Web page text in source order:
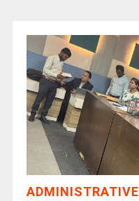
ADMINISTRATIVE